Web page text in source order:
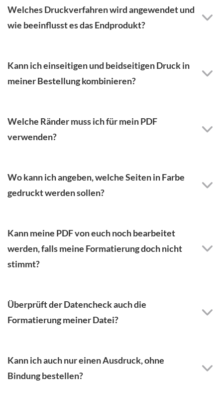
Welches Druckverfahren wird angewendet und
wie beeinflusst es das Endprodukt?
Kann ich einseitigen und beidseitigen Druck in
meiner Bestellung kombinieren?
Welche Ränder muss ich für mein PDF
verwenden?
Wo kann ich angeben, welche Seiten in Farbe
gedruckt werden sollen?
Kann meine PDF von euch noch bearbeitet
werden, falls meine Formatierung doch nicht
stimmt?
Überprüft der Datencheck auch die
Formatierung meiner Datei?
Kann ich auch nur einen Ausdruck, ohne
Bindung bestellen?